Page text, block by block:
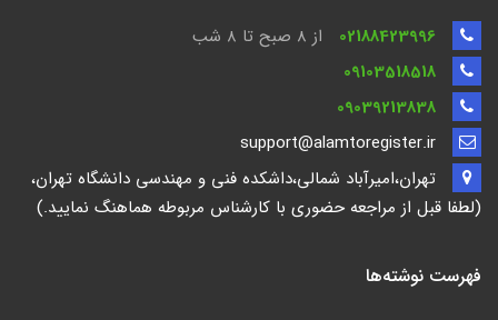
02188423996
از 8 صبح تا ۸ شب
09103518518
09039213838
support@alamtoregister.ir
تهران،امیرآباد شمالی،داشکده فنی و مهندسی دانشگاه تهران،
(لطفا قبل از مراجعه حضوری با کارشناس مربوطه هماهنگ نمایید.)
فهرست نوشته‌ها